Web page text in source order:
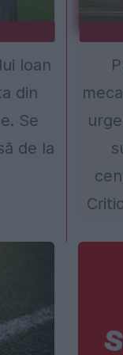
Ioan
din
Se
de la